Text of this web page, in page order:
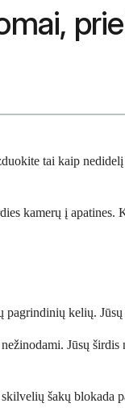
tai kaip
kamerų į
kelių.
Jūsų
šakų blokada